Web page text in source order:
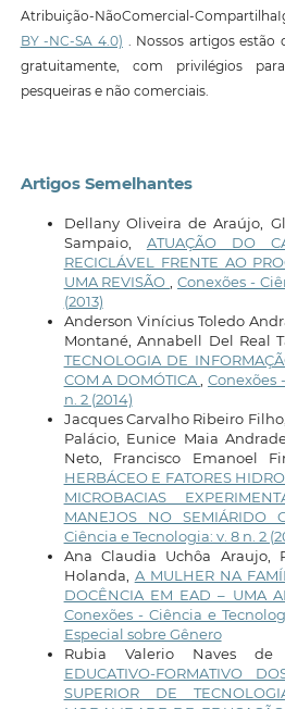
Atribuição-NãoComercial-
BY -NC-SA 4.0) . Nossos artigos
gratuitamente, com privilégios
pesqueiras e não comerciais.
Artigos Semelhantes
Dellany Oliveira de Araújo,
Sampaio, ATUAÇÃO DO
RECICLÁVEL FRENTE AO
UMA REVISÃO, Conexões -
(2013)
Anderson Vinícius Toledo
Montané, Annabell Del Real
TECNOLOGIA DE
COM A DOMÓTICA, Conexões
n. 2 (2014)
Jacques Carvalho Ribeiro
Palácio, Eunice Maia
Neto, Francisco Emanoel
HERBÁCEO E FATORES
MICROBACIAS
MANEJOS NO SEMIÁRIDO
Ciência e Tecnologia: v. 8 n. 2
Ana Claudia Uchôa Araujo,
Holanda, A MULHER NA
DOCÊNCIA EM EAD – UMA
Conexões - Ciência e
Especial sobre Gênero
Rubia Valerio Naves
EDUCATIVO-FORMATIVO
SUPERIOR DE